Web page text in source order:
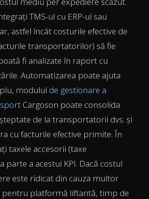
TMS-ul cu ERP-ul sau
astfel încât costurile efective de
transportatorilor) să fie
fi analizate în raport cu
Automatizarea poate ajuta
modulul de gestionare a
Cargoson poate consolida
de la transportatorii dvs. și
cu facturile efective primite. În
taxele accesorii (taxe
parte a acestui KPI. Dacă costul
este ridicat din cauza multor
pentru platformă liftantă, timp de